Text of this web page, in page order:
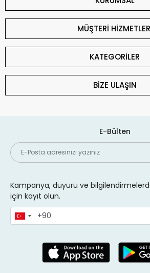
MÜŞTERİ
KATEGORİLER
BİZE ULAŞIN
E-Bülten
Kampanya, duyuru ve
için kayıt olun.